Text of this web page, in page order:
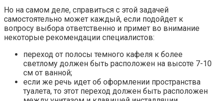
Но на самом деле, справиться с этой задачей
самостоятельно может каждый, если подойдет к
вопросу выбора ответственно и примет во внимание
некоторые рекомендации специалистов:
переход от полосы темного кафеля к более
светлому должен быть расположен на высоте 7-10
см от ванной;
если же речь идет об оформлении пространства
туалета, то этот переход должен быть расположен